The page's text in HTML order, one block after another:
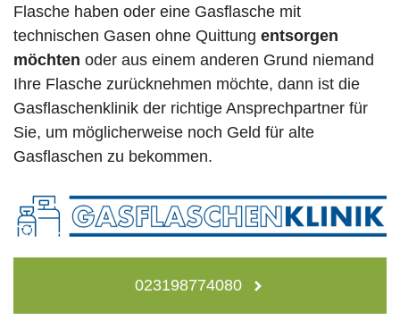
Flasche haben oder eine Gasflasche mit
technischen Gasen ohne Quittung entsorgen
möchten oder aus einem anderen Grund niemand
Ihre Flasche zurücknehmen möchte, dann ist die
Gasflaschenklinik der richtige Ansprechpartner für
Sie, um möglicherweise noch Geld für alte
Gasflaschen zu bekommen.
023198774080